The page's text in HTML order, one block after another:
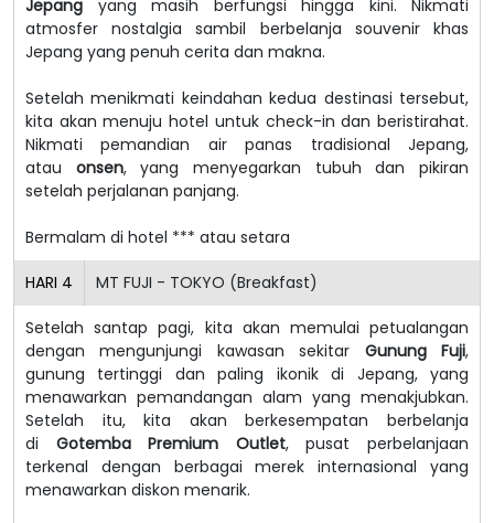
Jepang yang masih berfungsi hingga kini. Nikmati
atmosfer nostalgia sambil berbelanja souvenir khas
Jepang yang penuh cerita dan makna.
Setelah menikmati keindahan kedua destinasi tersebut,
kita akan menuju hotel untuk check-in dan beristirahat.
Nikmati pemandian air panas tradisional Jepang,
atau onsen, yang menyegarkan tubuh dan pikiran
setelah perjalanan panjang.
Bermalam di hotel *** atau setara
HARI 4 MT FUJI - TOKYO (Breakfast)
Setelah santap pagi, kita akan memulai petualangan
dengan mengunjungi kawasan sekitar Gunung Fuji,
gunung tertinggi dan paling ikonik di Jepang, yang
menawarkan pemandangan alam yang menakjubkan.
Setelah itu, kita akan berkesempatan berbelanja
di Gotemba Premium Outlet, pusat perbelanjaan
terkenal dengan berbagai merek internasional yang
menawarkan diskon menarik.